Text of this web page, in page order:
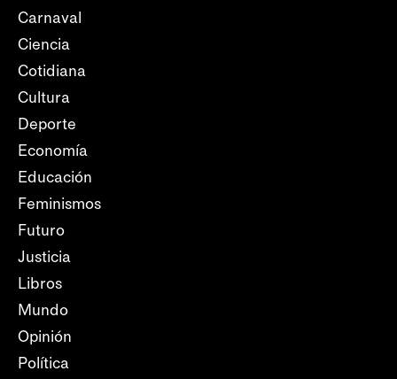
Carnaval
Ciencia
Cotidiana
Cultura
Deporte
Economía
Educación
Feminismos
Futuro
Justicia
Libros
Mundo
Opinión
Política